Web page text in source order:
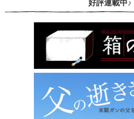
好評連載中♪